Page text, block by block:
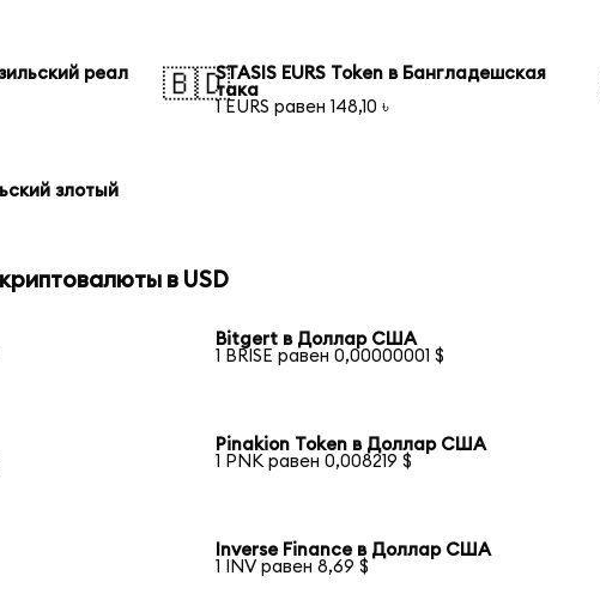
реал
🇧🇩STASIS EURS Token в Бангладешская
така
1 EURS равен 148,10 ৳
злотый
в USD
Bitgert в Доллар США
1 BRISE равен 0,00000001 $
Pinakion Token в Доллар США
1 PNK равен 0,008219 $
Inverse Finance в Доллар США
1 INV равен 8,69 $